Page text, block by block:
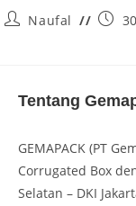
Naufal
Tentang
GEMAPACK (PT
Corrugated Box
Selatan – DKI